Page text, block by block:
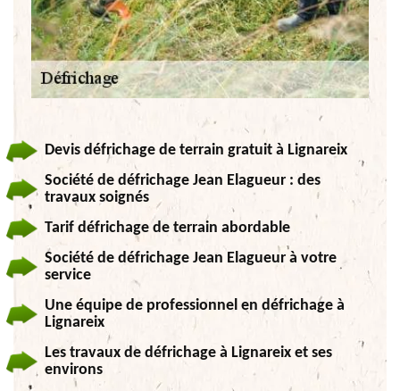
Devis défrichage de terrain gratuit à Lignareix
Société de défrichage Jean Elagueur : des
travaux soignés
Tarif défrichage de terrain abordable
Société de défrichage Jean Elagueur à votre
service
Une équipe de professionnel en défrichage à
Lignareix
Les travaux de défrichage à Lignareix et ses
environs